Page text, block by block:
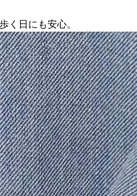
く日にも安心。